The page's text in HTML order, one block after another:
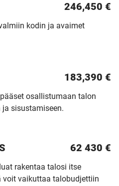
246,450 €
kodin ja avaimet
183,390 €
osallistumaan talon
sisustamiseen.
62 430 €
rakentaa talosi itse
voit vaikuttaa talobudjettiin